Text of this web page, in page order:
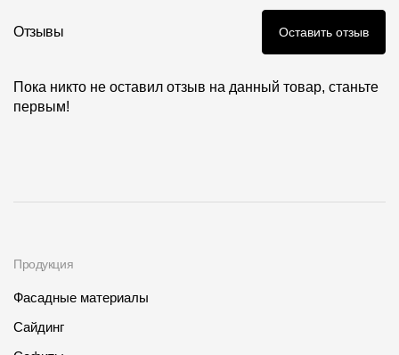
"Водный")
Режим работы
Пн-Пт - 10-19
Отзывы Оставить отзыв
Пока никто не оставил отзыв на данный товар, станьте
первым!
Продукция
Фасадные материалы
Сайдинг